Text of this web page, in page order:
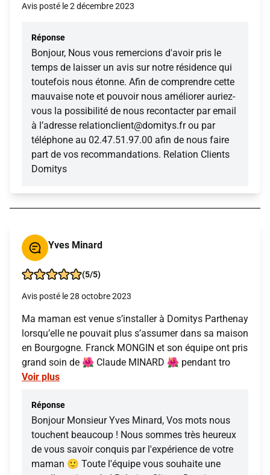
Avis posté le 2 décembre 2023
Réponse
Bonjour, Nous vous remercions d'avoir pris le
temps de laisser un avis sur notre résidence qui
toutefois nous étonne. Afin de comprendre cette
mauvaise note et pouvoir nous améliorer auriez-
vous la possibilité de nous recontacter par email
à l’adresse relationclient@domitys.fr ou par
téléphone au 02.47.51.97.00 afin de nous faire
part de vos recommandations. Relation Clients
Domitys
Yves Minard
(5/5)
Avis posté le 28 octobre 2023
Ma maman est venue s’installer à Domitys Parthenay
lorsqu’elle ne pouvait plus s’assumer dans sa maison
en Bourgogne. Franck MONGIN et son équipe ont pris
grand soin de 🌺 Claude MINARD 🌺 pendant tro
Voir plus
Réponse
Bonjour Monsieur Yves Minard, Vos mots nous
touchent beaucoup ! Nous sommes très heureux
de vous savoir conquis par l'expérience de votre
maman 🙂 Toute l'équipe vous souhaite une